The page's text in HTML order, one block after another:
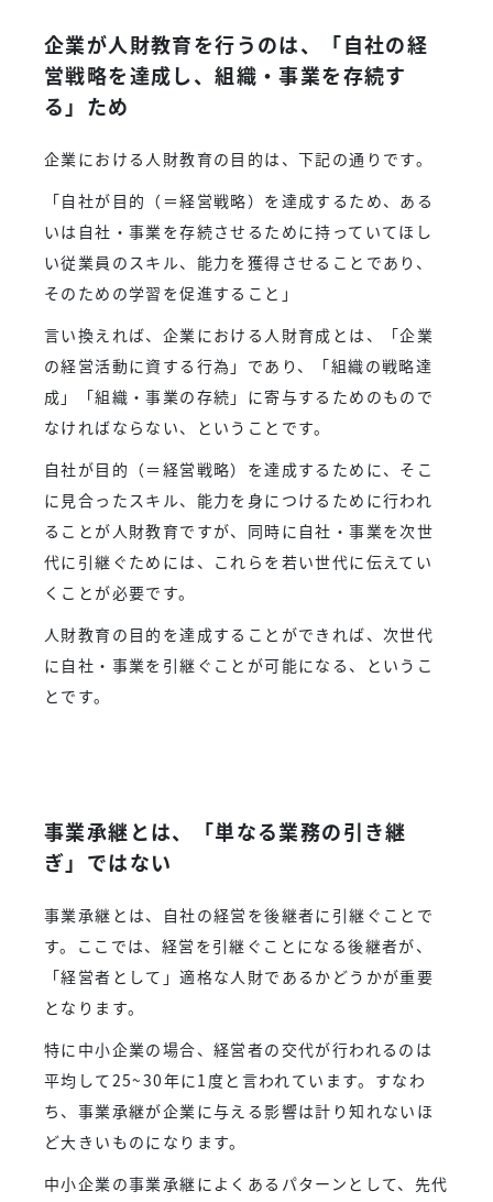
企業が人財教育を行うのは、「自社の経
営戦略を達成し、組織・事業を存続す
る」ため
企業における人財教育の目的は、下記の通りです。
「自社が目的（＝経営戦略）を達成するため、ある
いは自社・事業を存続させるために持っていてほし
い従業員のスキル、能力を獲得させることであり、
そのための学習を促進すること」
言い換えれば、企業における人財育成とは、「企業
の経営活動に資する行為」であり、「組織の戦略達
成」「組織・事業の存続」に寄与するためのもので
なければならない、ということです。
自社が目的（＝経営戦略）を達成するために、そこ
に見合ったスキル、能力を身につけるために行われ
ることが人財教育ですが、同時に自社・事業を次世
代に引継ぐためには、これらを若い世代に伝えてい
くことが必要です。
人財教育の目的を達成することができれば、次世代
に自社・事業を引継ぐことが可能になる、というこ
とです。
事業承継とは、「単なる業務の引き継
ぎ」ではない
事業承継とは、自社の経営を後継者に引継ぐことで
す。ここでは、経営を引継ぐことになる後継者が、
「経営者として」適格な人財であるかどうかが重要
となります。
特に中小企業の場合、経営者の交代が行われるのは
平均して25~30年に1度と言われています。すなわ
ち、事業承継が企業に与える影響は計り知れないほ
ど大きいものになります。
中小企業の事業承継によくあるパターンとして、先代